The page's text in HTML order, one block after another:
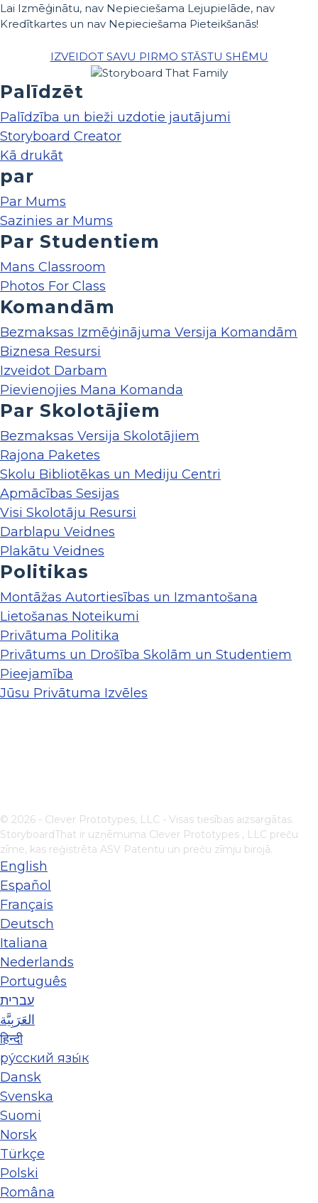
Lai Izmēģinātu, nav Nepieciešama Lejupielāde, nav
Kredītkartes un nav Nepieciešama Pieteikšanās!
IZVEIDOT SAVU PIRMO STĀSTU SHĒMU
Palīdzēt
Palīdzība un bieži uzdotie jautājumi
Storyboard Creator
Kā drukāt
par
Par Mums
Sazinies ar Mums
Par Studentiem
Mans Classroom
Photos For Class
Komandām
Bezmaksas Izmēģinājuma Versija Komandām
Biznesa Resursi
Izveidot Darbam
Pievienojies Mana Komanda
Par Skolotājiem
Bezmaksas Versija Skolotājiem
Rajona Paketes
Skolu Bibliotēkas un Mediju Centri
Apmācības Sesijas
Visi Skolotāju Resursi
Darblapu Veidnes
Plakātu Veidnes
Politikas
Montāžas Autortiesības un Izmantošana
Lietošanas Noteikumi
Privātuma Politika
Privātums un Drošība Skolām un Studentiem
Pieejamība
Jūsu Privātuma Izvēles
© 2026 - Clever Prototypes, LLC - Visas tiesības aizsargātas.
StoryboardThat ir uzņēmuma Clever Prototypes , LLC preču
zīme, kas reģistrēta ASV Patentu un preču zīmju birojā.
English
Español
Français
Deutsch
Italiana
Nederlands
Português
עברית
العَرَبِيَّة
हिन्दी
ру́сский язы́к
Dansk
Svenska
Suomi
Norsk
Türkçe
Polski
Româna